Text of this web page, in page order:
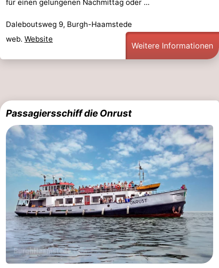
für einen gelungenen Nachmittag oder ...
Daleboutsweg 9, Burgh-Haamstede
web. Website
Weitere Informationen
Passagiersschiff die Onrust